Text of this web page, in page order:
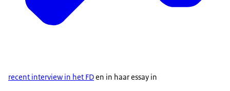
recent interview in het FDen in haar essay in